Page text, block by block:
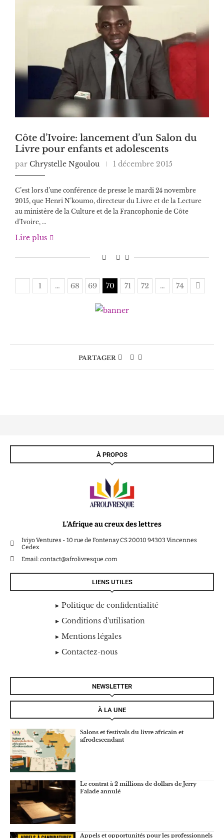
Côte d’Ivoire: lancement d’un Salon du
Livre pour enfants et adolescents
par Chrystelle Ngoulou 1 décembre 2015
C’est lors d’une conférence de presse le mardi 24 novembre
2015, que Henri N’koumo, directeur du Livre et de la Lecture
au ministère de la Culture et de la Francophonie de Côte
d’Ivoire, …
Lire plus
1 … 68 69 70 71 72 … 74
PARTAGER
À PROPOS
L’Afrique au creux des lettres
Iviyo Ventures - 10 rue de Fontenay CS 20010 94303 Vincennes
Cedex
Email: contact@afrolivresque.com
LIENS UTILES
Politique de confidentialité
Conditions d'utilisation
Mentions légales
Contactez-nous
NEWSLETTER
À LA UNE
Salons et festivals du livre africain et
afrodescendant
Le contrat à 2 millions de dollars de Jerry
Falade annulé
Appels et opportunités pour les professionnels